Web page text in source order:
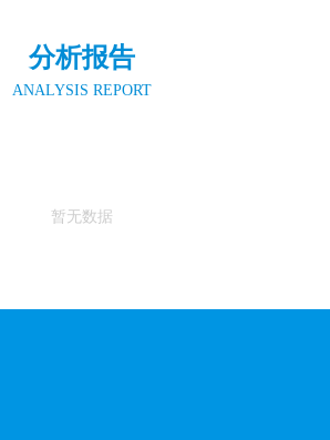
分析报告
ANALYSIS REPORT
暂无数据